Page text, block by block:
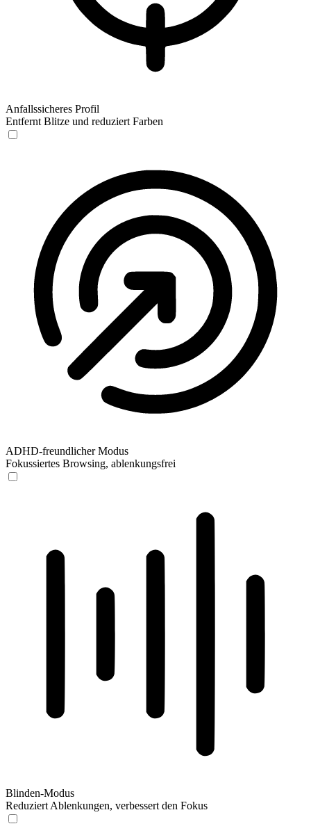
Anfallssicheres Profil
Entfernt Blitze und reduziert Farben
ADHD-freundlicher Modus
Fokussiertes Browsing, ablenkungsfrei
Blinden-Modus
Reduziert Ablenkungen, verbessert den Fokus